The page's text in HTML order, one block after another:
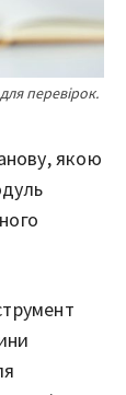
перевірок.
якою